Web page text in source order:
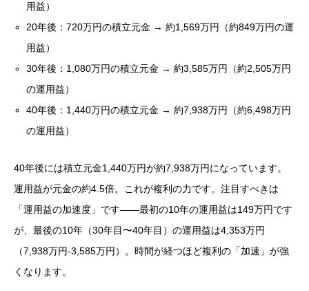
用益）
20年後：720万円の積立元金 → 約1,569万円（約849万円の運
用益）
30年後：1,080万円の積立元金 → 約3,585万円（約2,505万円
の運用益）
40年後：1,440万円の積立元金 → 約7,938万円（約6,498万円
の運用益）
40年後には積立元金1,440万円が約7,938万円になっています。
運用益が元金の約4.5倍。これが複利の力です。注目すべきは
「運用益の加速度」です——最初の10年の運用益は149万円です
が、最後の10年（30年目〜40年目）の運用益は4,353万円
（7,938万円-3,585万円）。時間が経つほど複利の「加速」が強
くなります。